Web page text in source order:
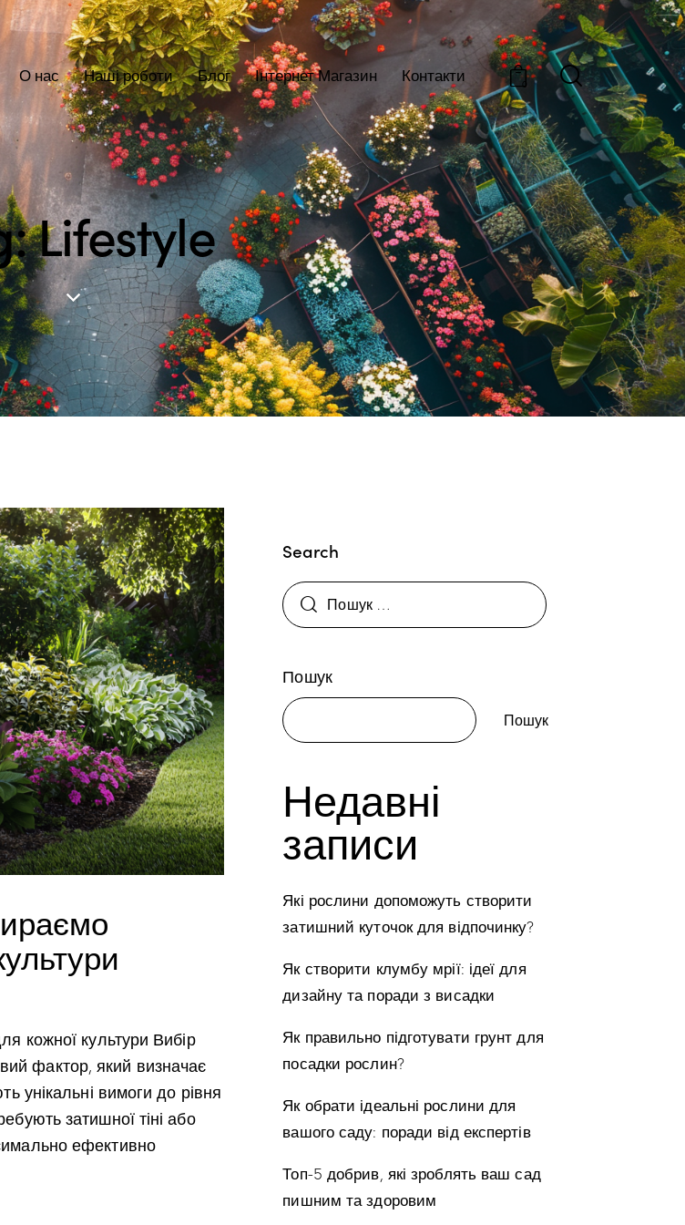
О нас Наші роботи Блог Інтернет Магазин Контакти 0
Lifestyle
кожної культури Вибір
фактор, який визначає
унікальні вимоги до рівня
затишної тіні або
ефективно
Search
Пошук
Пошук
Недавні
записи
Які рослини допоможуть створити
затишний куточок для відпочинку?
Як створити клумбу мрії: ідеї для
дизайну та поради з висадки
Як правильно підготувати грунт для
посадки рослин?
Як обрати ідеальні рослини для
вашого саду: поради від експертів
Топ-5 добрив, які зроблять ваш сад
пишним та здоровим